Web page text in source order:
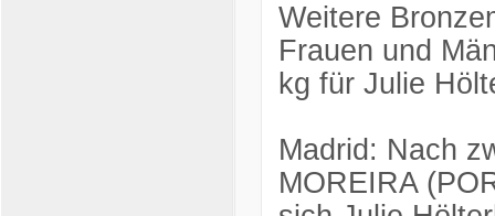
Weitere
Frauen und
kg für Julie
Madrid: Nach
MOREIRA